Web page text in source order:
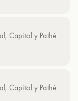
Capitol y Pathé
Capitol y Pathé